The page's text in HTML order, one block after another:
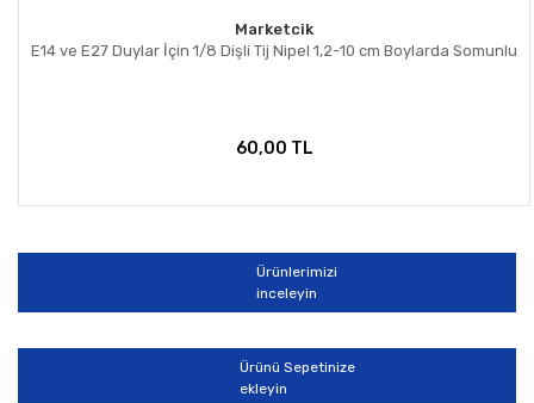
Marketcik
E14 ve E27 Duylar İçin 1/8 Dişli Tij Nipel 1,2-10 cm Boylarda Somunlu
60,00 TL
Ürünlerimizi
inceleyin
Ürünü Sepetinize
ekleyin